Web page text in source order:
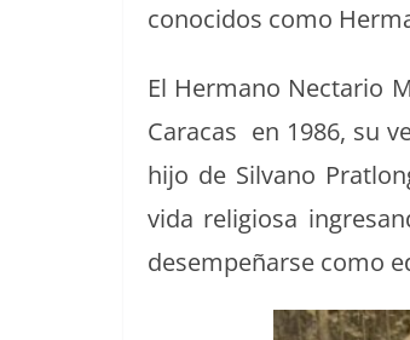
cono­ci­dos como
El Her­mano Nec­tario
Cara­cas en 1986, su
hijo de Sil­vano
vida reli­giosa
desem­peñarse como